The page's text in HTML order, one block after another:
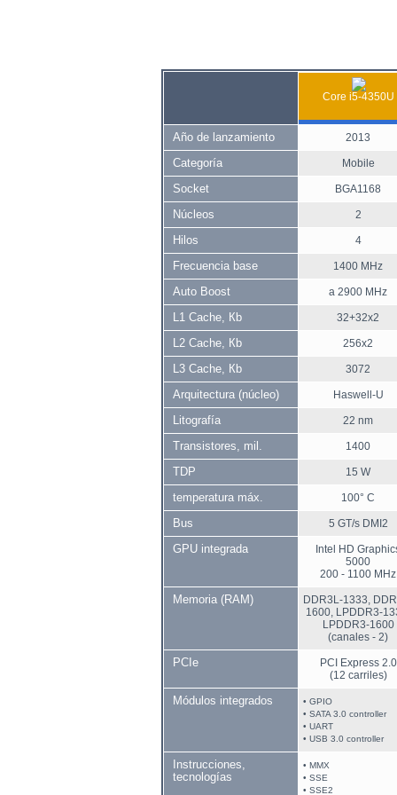
Core i5-4350U
Año de lanzamiento 2013
Categoría Mobile
Socket BGA1168
Núcleos 2
Hilos 4
Frecuencia base 1400 MHz
Auto Boost a 2900 MHz
L1 Cache, Кb 32+32x2
L2 Cache, Кb 256x2
L3 Cache, Кb 3072
Arquitectura (núcleo) Haswell-U
Litografía 22 nm
Transistores, mil. 1400
TDP 15 W
temperatura máx. 100° C
Bus 5 GT/s DMI2
GPU integrada
Intel HD
5000
200 - 1100 MHz
Memoria (RAM)
DDR3L-1333,
1600, LPDDR3-
LPDDR3-1600
(canales - 2)
PCIe
PCI Express 2.0
(12 carriles)
Módulos integrados
• GPIO
• SATA 3.0 controller
• UART
• USB 3.0 controller
Instrucciones,
tecnologías
• MMX
• SSE
• SSE2